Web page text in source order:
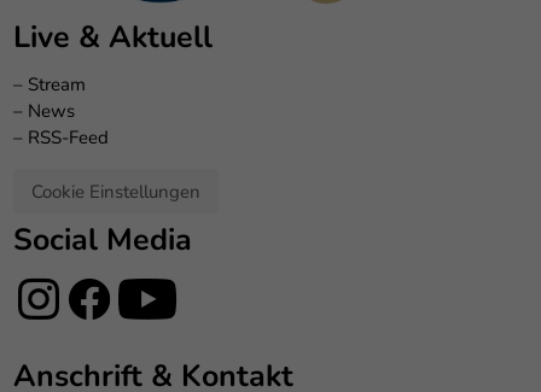
Live & Aktuell
– Stream
– News
– RSS-Feed
Cookie Einstellungen
Social Media
Anschrift & Kontakt